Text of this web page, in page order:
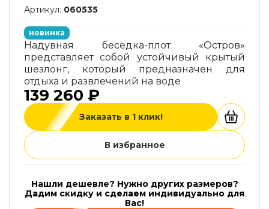
Артикул: 060535
новинка
Надувная беседка-плот «Остров»
представляет собой устойчивый крытый
шезлонг, который предназначен для
отдыха и развлечений на воде
139 260 ₽
Заказать в 1 клик!
В избранное
Нашли дешевле? Нужно других размеров?
Дадим скидку и сделаем индивидуально для
Вас!